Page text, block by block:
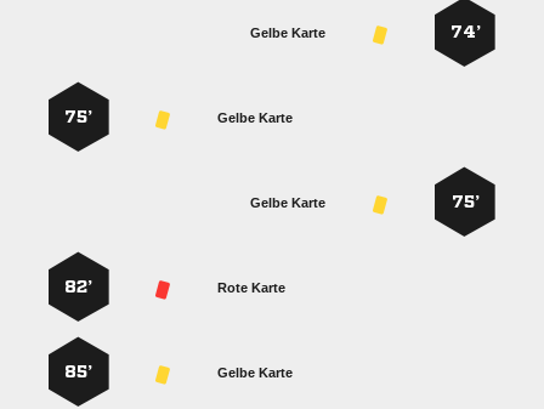
74’
Gelbe Karte
Gelbe Karte
75’
75’
Gelbe Karte
Rote Karte
82’
Gelbe Karte
85’